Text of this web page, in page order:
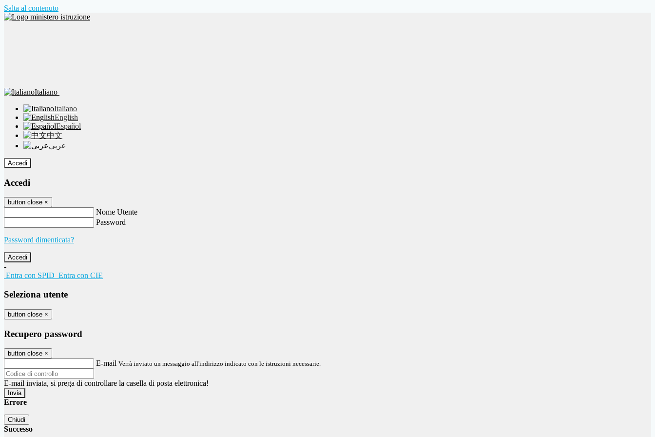
Salta al contenuto
Italiano
Italiano
English
Español
中文
عربى
Accedi
Accedi
button close ×
Nome Utente
Password
Password dimenticata?
-
Entra con SPID Entra con CIE
Seleziona utente
button close ×
Recupero password
button close ×
E-mail Verrà inviato un messaggio all'indirizzo indicato con le istruzioni necessarie.
E-mail inviata, si prega di controllare la casella di posta elettronica!
Errore
Chiudi
Successo